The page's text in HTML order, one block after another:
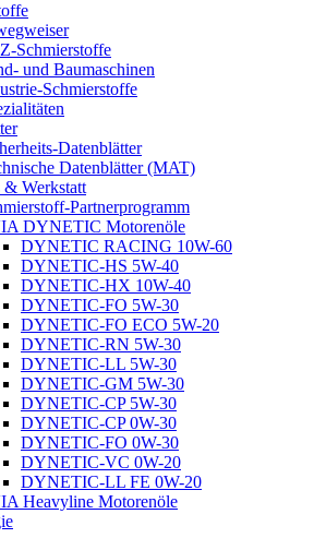
Schmierstoffe
und Baumaschinen
Schmierstoffe
Datenblätter
Datenblätter (MAT)
& Werkstatt
Partnerprogramm
DYNETIC Motorenöle
DYNETIC RACING 10W-60
DYNETIC-HS 5W-40
DYNETIC-HX 10W-40
DYNETIC-FO 5W-30
DYNETIC-FO ECO 5W-20
DYNETIC-RN 5W-30
DYNETIC-LL 5W-30
DYNETIC-GM 5W-30
DYNETIC-CP 5W-30
DYNETIC-CP 0W-30
DYNETIC-FO 0W-30
DYNETIC-VC 0W-20
DYNETIC-LL FE 0W-20
Heavyline Motorenöle